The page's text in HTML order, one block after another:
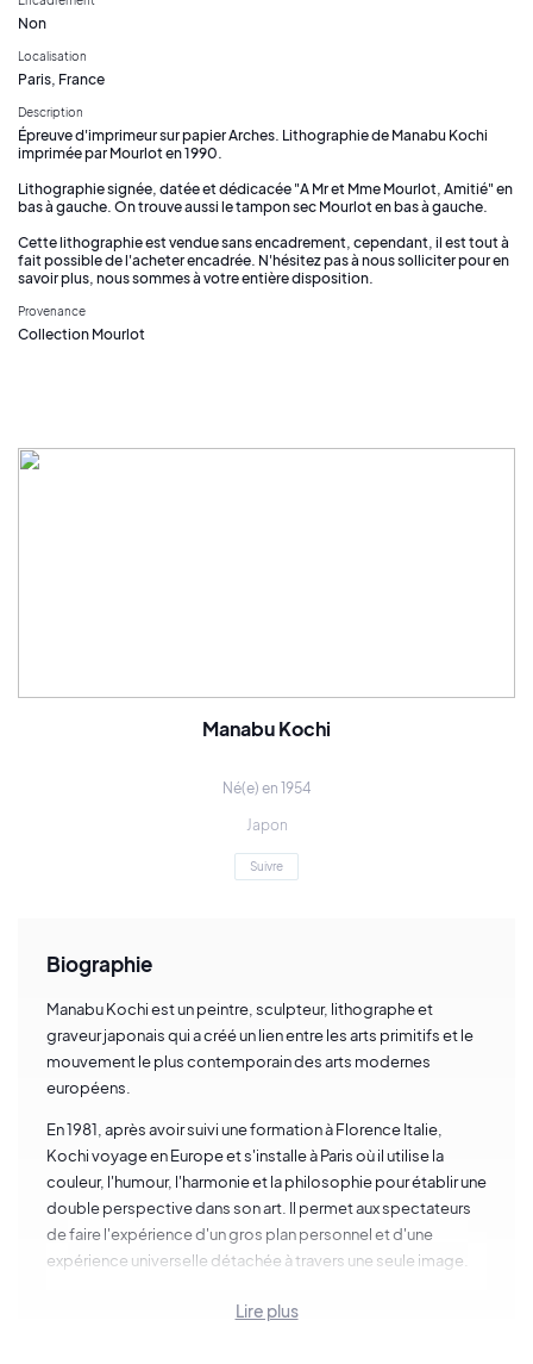
Non
Localisation
Paris, France
Description
Épreuve d'imprimeur sur papier Arches. Lithographie de Manabu Kochi
imprimée par Mourlot en 1990.
Lithographie signée, datée et dédicacée "A Mr et Mme Mourlot, Amitié" en
bas à gauche. On trouve aussi le tampon sec Mourlot en bas à gauche.
Cette lithographie est vendue sans encadrement, cependant, il est tout à
fait possible de l'acheter encadrée. N'hésitez pas à nous solliciter pour en
savoir plus, nous sommes à votre entière disposition.
Provenance
Collection Mourlot
Manabu Kochi
Né(e) en 1954
Japon
Suivre
Biographie
Manabu Kochi est un peintre, sculpteur, lithographe et
graveur japonais qui a créé un lien entre les arts primitifs et le
mouvement le plus contemporain des arts modernes
européens.
En 1981, après avoir suivi une formation à Florence Italie,
Kochi voyage en Europe et s'installe à Paris où il utilise la
couleur, l'humour, l'harmonie et la philosophie pour établir une
double perspective dans son art. Il permet aux spectateurs
de faire l'expérience d'un gros plan personnel et d'une
expérience universelle détachée à travers une seule image.
Manabu Kochi illustre des formes familières qui émergent et
se dissolvent dans un champ de force cosmique, évoquant
Lire plus